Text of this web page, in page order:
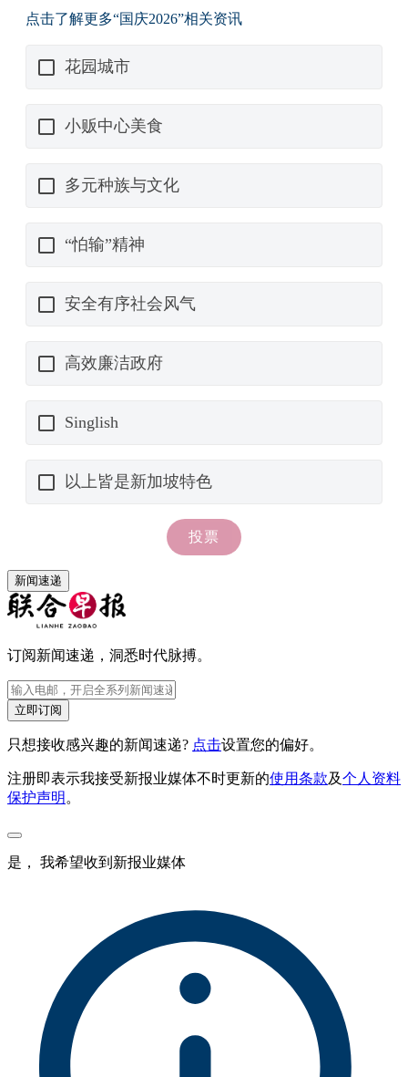
新闻速递
订阅新闻速递，洞悉时代脉搏。
立即订阅
只想接收感兴趣的新闻速递? 点击设置您的偏好。
注册即表示我接受新报业媒体不时更新的使用条款及个人资料
保护声明 。
是， 我希望收到新报业媒体